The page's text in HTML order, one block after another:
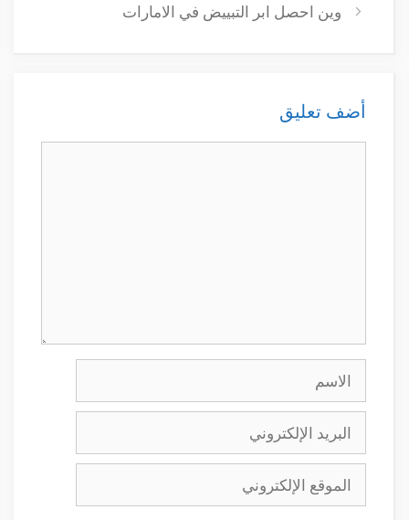
وين احصل ابر التبييض في الامارات
أضف تعليق
الاسم
البريد
الإلكتروني
الموقع
الإلكتروني